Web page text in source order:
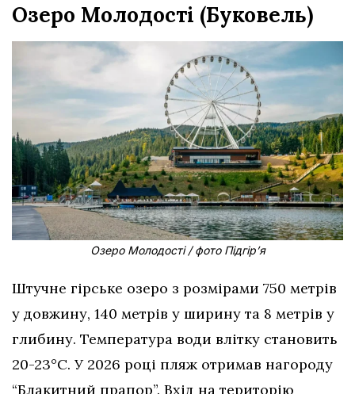
Озеро Молодості (Буковель)
Озеро Молодості / фото Підгір’я
Штучне гірське озеро з розмірами 750 метрів
у довжину, 140 метрів у ширину та 8 метрів у
глибину. Температура води влітку становить
20-23°C. У 2026 році пляж отримав нагороду
“Блакитний прапор”. Вхід на територію